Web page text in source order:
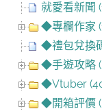
就愛看新聞
◆專欄作家
◆禮包兌換
◆手遊攻略
◆Vtuber
◆開箱評價